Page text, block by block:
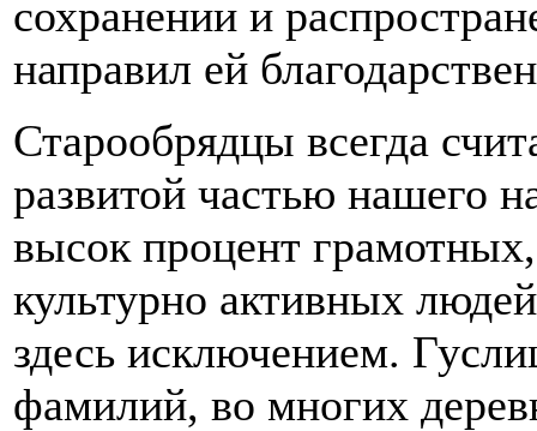
сохранении и
направил ей
Старообрядцы всегда
развитой частью нашего
высок процент
культурно активных
здесь исключением.
фамилий, во многих